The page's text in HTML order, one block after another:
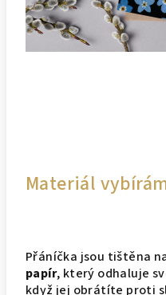
Materiál
Přáníčka jsou tištěna
papír, který odhaluje
když jej obrátíte proti